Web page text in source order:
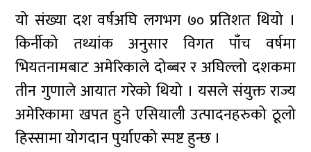
यो संख्या दश वर्षअघि लगभग ७० प्रतिशत थियो ।
किर्नीको तथ्यांक अनुसार विगत पाँच वर्षमा
भियतनामबाट अमेरिकाले दोब्बर र अघिल्लो दशकमा
तीन गुणाले आयात गरेको थियो । यसले संयुक्त राज्य
अमेरिकामा खपत हुने एसियाली उत्पादनहरुको ठूलो
हिस्सामा योगदान पुर्याएको स्पष्ट हुन्छ ।